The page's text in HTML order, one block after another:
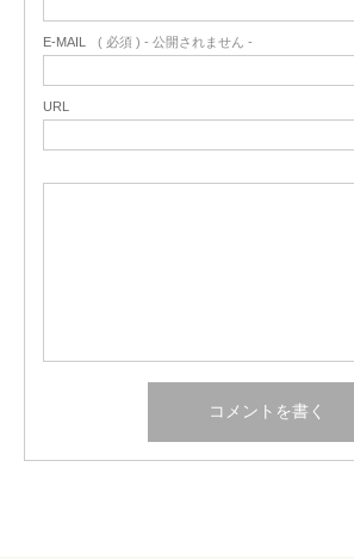
E-MAIL ( 必須 ) - 公開されません -
URL